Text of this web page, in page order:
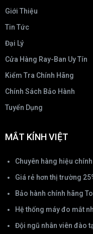
Giới Thiệu
Tin Tức
Đại Lý
Cửa Hàng Ray-Ban Uy Tín
Kiểm Tra Chính Hãng
Chính Sách Bảo Hành
Tuyển Dụng
MẮT KÍNH VIỆT
Chuyên hàng hiệu
Giá rẻ hơn thị trường
Bảo hành chính hãng
Hệ thống máy đo mắt
Đội ngũ nhân viên đào